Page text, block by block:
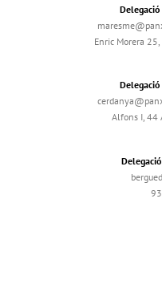
Enric Morera
Alfons I, 44